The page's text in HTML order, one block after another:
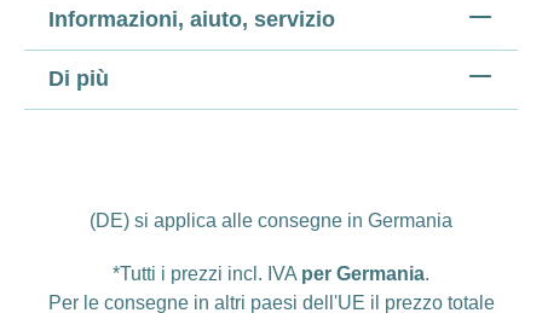
Informazioni, aiuto, servizio
Di più
(DE) si applica alle consegne in Germania
*Tutti i prezzi incl. IVA per Germania.
Per le consegne in altri paesi dell'UE il prezzo totale